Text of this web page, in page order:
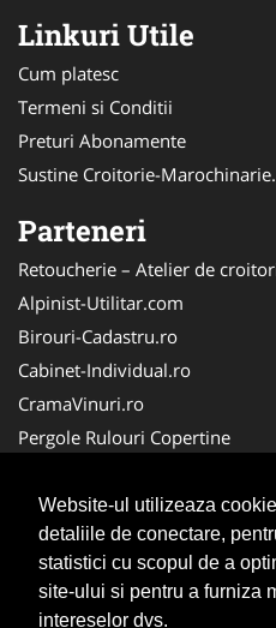
Website-ul utilizeaza
detaliile de conectare,
statistici cu scopul de a
site-ului si pentru a furniza
intereselor dvs.
Linkuri Utile
Cum platesc
Termeni si Conditii
Preturi Abonamente
Sustine Croitorie-
Parteneri
Retoucherie – Atelier de
Alpinist-Utilitar.com
Birouri-Cadastru.ro
Cabinet-Individual.ro
CramaVinuri.ro
Pergole Rulouri Copertine
Cardiologul.ro
CentruInchirieri.ro
Copertine-Inchideri-Terase.com
Service-Reparatii.com